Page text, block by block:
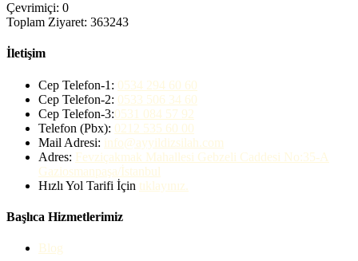
Çevrimiçi: 0
Toplam Ziyaret: 363243
İletişim
Cep Telefon-1: 0534 294 60 60
Cep Telefon-2: 0533 506 34 60
Cep Telefon-3:0531 084 57 92
Telefon (Pbx): 0212 535 60 00
Mail Adresi: info@ayyildizsilah.com
Adres: Fevziçakmak Mahallesi Gebzeli Caddesi No:35-A
Gaziosmanpaşa/İstanbul
Hızlı Yol Tarifi İçin tıklayınız.
Başlıca Hizmetlerimiz
Blog